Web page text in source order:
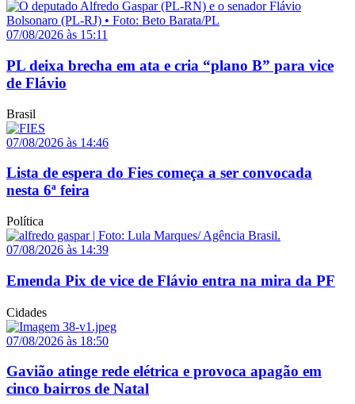
07/08/2026 às 15:11
PL deixa brecha em ata e cria “plano B” para vice
de Flávio
Brasil
07/08/2026 às 14:46
Lista de espera do Fies começa a ser convocada
nesta 6ª feira
Política
07/08/2026 às 14:39
Emenda Pix de vice de Flávio entra na mira da PF
Cidades
07/08/2026 às 18:50
Gavião atinge rede elétrica e provoca apagão em
cinco bairros de Natal